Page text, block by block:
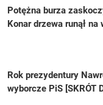
Potężna burza
Konar drzewa runął na
Rok prezydentury
wyborcze PiS [SKRÓT